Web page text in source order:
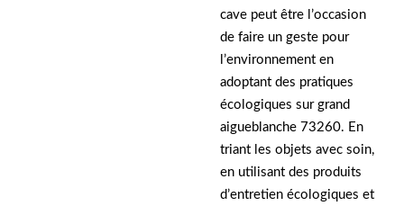
cave peut être l’occasion
de faire un geste pour
l’environnement en
adoptant des pratiques
écologiques sur grand
aigueblanche 73260. En
triant les objets avec soin,
en utilisant des produits
d’entretien écologiques et